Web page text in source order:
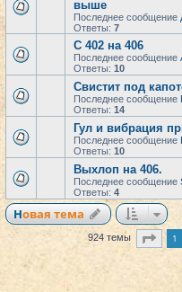
выше
Последнее сообщение
Ответы: 7
С 402 на 406
Последнее сообщение
Ответы: 10
Свистит под
Последнее сообщение
Ответы: 14
Гул и вибрация
Последнее сообщение
Ответы: 10
Выхлоп на 406.
Последнее сообщение
Ответы: 4
Новая тема
924 темы 1